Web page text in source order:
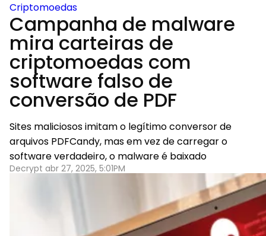
Criptomoedas
Campanha de malware
mira carteiras de
criptomoedas com
software falso de
conversão de PDF
Sites maliciosos imitam o legítimo conversor de
arquivos PDFCandy, mas em vez de carregar o
software verdadeiro, o malware é baixado
Decrypt abr 27, 2025, 5:01PM